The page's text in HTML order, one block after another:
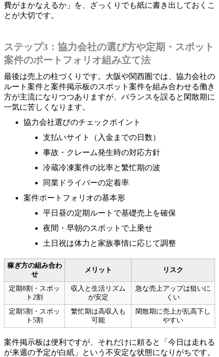
費がまかなえるか」を、ざっくりでも紙に書き出しておくこ
とが大切です。
ステップ3：協力会社の選び方や定期・スポット
案件のポートフォリオ組み立て法
最後は売上の柱づくりです。大阪や関西圏では、協力会社の
ルート案件と案件掲示板のスポット案件を組み合わせる働き
方が主流になりつつありますが、バランスを誤ると閑散期に
一気に苦しくなります。
協力会社選びのチェックポイント
支払いサイト（入金までの日数）
事故・クレーム発生時の対応方針
冷蔵冷凍案件の比率と繁忙期の波
同業ドライバーの定着率
案件ポートフォリオの基本形
平日昼の定期ルートで基礎売上を確保
夜間・早朝のスポットで上乗せ
土日祝は体力と家族事情に応じて調整
稼ぎ方の組み合わ
せ
メリット リスク
定期8割・スポッ
ト2割
収入と生活リズム
が安定
急な売上アップは狙いに
くい
定期5割・スポッ
ト5割
繁忙期は高収入も
可能
閑散期に売上が乱高下し
やすい
案件掲示板は便利ですが、それだけに頼ると「今日は走れる
が来週の予定が白紙」という不安定な状態になりがちです。